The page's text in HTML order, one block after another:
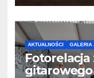
AKTUALNOŚCI GALERIA
Fotorelacja
gitarowego